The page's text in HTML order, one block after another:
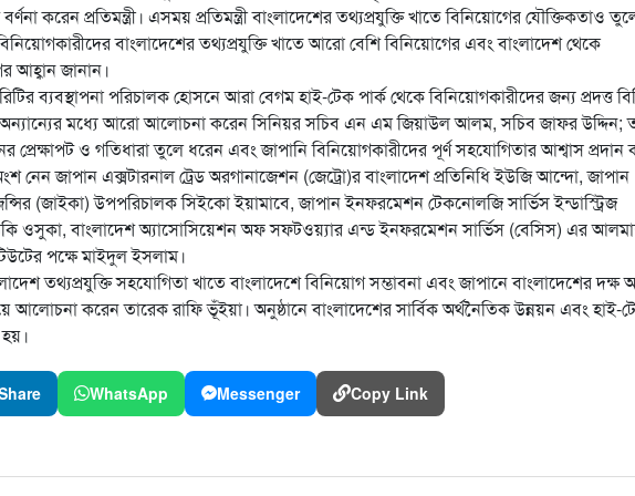
করেন প্রতিমন্ত্রী। এসময় প্রতিমন্ত্রী বাংলাদেশের তথ্যপ্রযুক্তি খাতে বিনিয়োগের যৌক্তিকতাও
বাংলাদেশের তথ্যপ্রযুক্তি খাতে আরো বেশি বিনিয়োগের এবং বাংলাদেশ থেকে
আহ্বান জানান।
ব্যবস্থাপনা পরিচালক হোসনে আরা বেগম হাই-টেক পার্ক থেকে বিনিয়োগকারীদের জন্য প্রদত্ত
অন্যান্যের মধ্যে আরো আলোচনা করেন সিনিয়র সচিব এন এম জিয়াউল আলম, সচিব জাফর উদ্দিন;
প্রেক্ষাপট ও গতিধারা তুলে ধরেন এবং জাপানি বিনিয়োগকারীদের পূর্ণ সহযোগিতার আশ্বাস প্রদান
জাপান এক্সটারনাল ট্রেড অরগানাজেশন (জেট্রো)র বাংলাদেশ প্রতিনিধি ইউজি আন্দো, জাপান
(জাইকা) উপপরিচালক সিইকো ইয়ামাবে, জাপান ইনফরমেশন টেকনোলজি সার্ভিস ইন্ডাস্ট্রিজ
ওসুকা, বাংলাদেশ অ্যাসোসিয়েশন অফ সফটওয়্যার এন্ড ইনফরমেশন সার্ভিস (বেসিস) এর
পক্ষে মাইদুল ইসলাম।
তথ্যপ্রযুক্তি সহযোগিতা খাতে বাংলাদেশে বিনিয়োগ সম্ভাবনা এবং জাপানে বাংলাদেশের দক্ষ
আলোচনা করেন তারেক রাফি ভূঁইয়া। অনুষ্ঠানে বাংলাদেশের সার্বিক অর্থনৈতিক উন্নয়ন এবং হাই-
WhatsApp Messenger Copy Link